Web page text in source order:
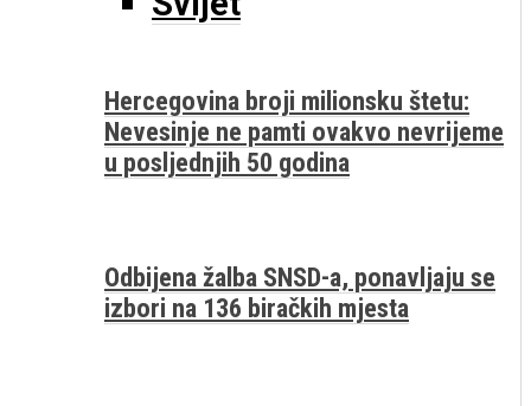
Hercegovina broji milionsku štetu:
Nevesinje ne pamti ovakvo nevrijeme
u posljednjih 50 godina
Odbijena žalba SNSD-a, ponavljaju se
izbori na 136 biračkih mjesta